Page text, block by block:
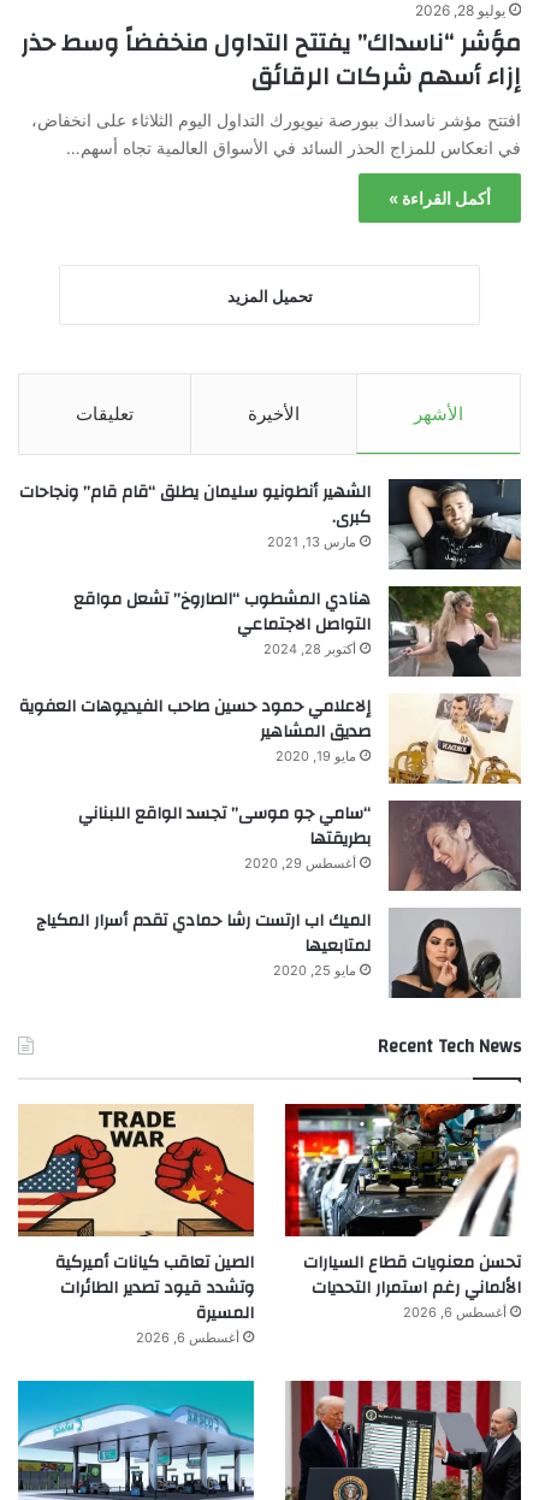
يوليو 28, 2026
مؤشر “ناسداك” يفتتح التداول منخفضاً وسط حذر
إزاء أسهم شركات الرقائق
افتتح مؤشر ناسداك ببورصة نيويورك التداول اليوم الثلاثاء على انخفاض،
في انعكاس للمزاج الحذر السائد في الأسواق العالمية تجاه أسهم…
أكمل القراءة »
تحميل المزيد
الأشهر الأخيرة تعليقات
الشهير أنطونيو سليمان يطلق “قام قام” ونجاحات
كبرى.
مارس 13, 2021
هنادي المشطوب “الصاروخ” تشعل مواقع
التواصل الاجتماعي
أكتوبر 28, 2024
إلاعلامي حمود حسين صاحب الفيديوهات العفوية
صديق المشاهير
مايو 19, 2020
“سامي جو موسى” تجسد الواقع اللبناني
بطريقتها
أغسطس 29, 2020
الميك اب ارتست رشا حمادي تقدم أسرار المكياج
لمتابعيها
مايو 25, 2020
Recent Tech News
تحسن معنويات قطاع السيارات
الألماني رغم استمرار التحديات
أغسطس 6, 2026
الصين تعاقب كيانات أميركية
وتشدد قيود تصدير الطائرات
المسيرة
أغسطس 6, 2026